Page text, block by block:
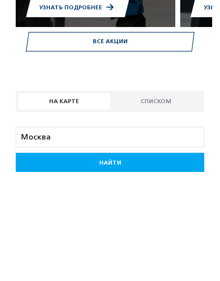
ВСЕ АКЦИИ
УЗНАТЬ ПОДРОБНЕЕ
НА КАРТЕ СПИСКОМ
НАЙТИ